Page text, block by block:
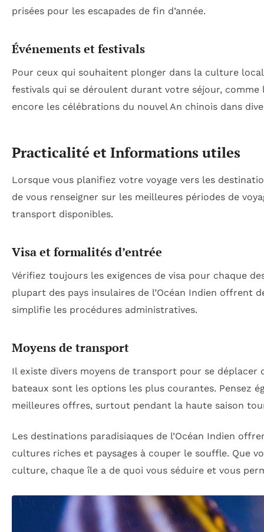
prisées pour les escapades de fin d’année.
Événements et festivals
Pour ceux qui souhaitent plonger dans la culture
festivals qui se déroulent durant votre séjour, comme
encore les célébrations du nouvel An chinois dans
Practicalité et Informations utiles
Lorsque vous planifiez votre voyage vers les
de vous renseigner sur les meilleures périodes de
transport disponibles.
Visa et formalités d’entrée
Vérifiez toujours les exigences de visa pour chaque
plupart des pays insulaires de l’Océan Indien offrent
simplifie les procédures administratives.
Moyens de transport
Il existe divers moyens de transport pour se déplacer
bateaux sont les options les plus courantes. Pensez
meilleures offres, surtout pendant la haute saison
Les destinations paradisiaques de l’Océan Indien
cultures riches et paysages à couper le souffle. Que
culture, chaque île a de quoi vous séduire et vous